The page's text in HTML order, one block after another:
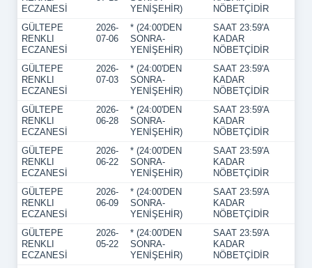
ECZANESİ
YENİŞEHİR)
NÖBETÇİDİR
GÜLTEPE
RENKLI
ECZANESİ
2026-
07-06
* (24:00'DEN
SONRA-
YENİŞEHİR)
SAAT 23:59'A
KADAR
NÖBETÇİDİR
GÜLTEPE
RENKLI
ECZANESİ
2026-
07-03
* (24:00'DEN
SONRA-
YENİŞEHİR)
SAAT 23:59'A
KADAR
NÖBETÇİDİR
GÜLTEPE
RENKLI
ECZANESİ
2026-
06-28
* (24:00'DEN
SONRA-
YENİŞEHİR)
SAAT 23:59'A
KADAR
NÖBETÇİDİR
GÜLTEPE
RENKLI
ECZANESİ
2026-
06-22
* (24:00'DEN
SONRA-
YENİŞEHİR)
SAAT 23:59'A
KADAR
NÖBETÇİDİR
GÜLTEPE
RENKLI
ECZANESİ
2026-
06-09
* (24:00'DEN
SONRA-
YENİŞEHİR)
SAAT 23:59'A
KADAR
NÖBETÇİDİR
GÜLTEPE
RENKLI
ECZANESİ
2026-
05-22
* (24:00'DEN
SONRA-
YENİŞEHİR)
SAAT 23:59'A
KADAR
NÖBETÇİDİR